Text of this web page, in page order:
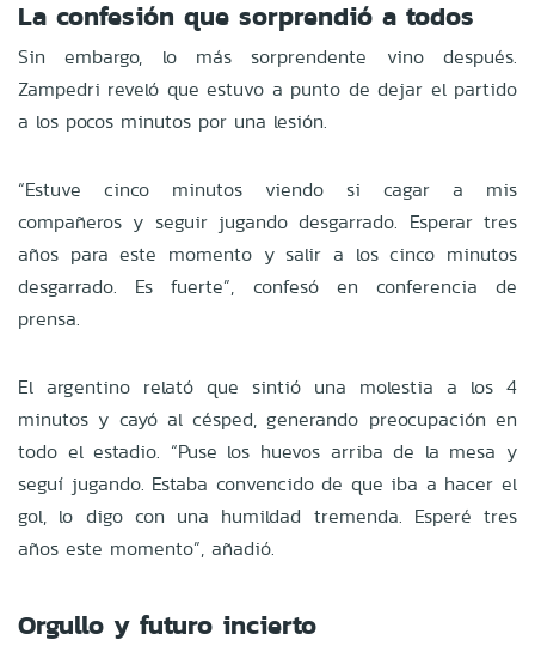
La confesión que sorprendió a todos
Sin embargo, lo más sorprendente vino después.
Zampedri reveló que estuvo a punto de dejar el partido
a los pocos minutos por una lesión.
“Estuve cinco minutos viendo si cagar a mis
compañeros y seguir jugando desgarrado. Esperar tres
años para este momento y salir a los cinco minutos
desgarrado. Es fuerte”, confesó en conferencia de
prensa.
El argentino relató que sintió una molestia a los 4
minutos y cayó al césped, generando preocupación en
todo el estadio. “Puse los huevos arriba de la mesa y
seguí jugando. Estaba convencido de que iba a hacer el
gol, lo digo con una humildad tremenda. Esperé tres
años este momento”, añadió.
Orgullo y futuro incierto